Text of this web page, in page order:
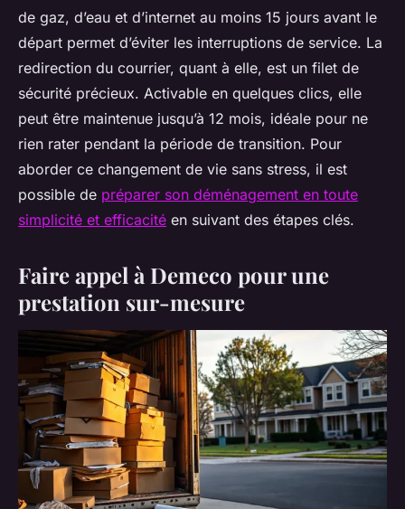
de gaz, d’eau et d’internet au moins 15 jours avant le
départ permet d’éviter les interruptions de service. La
redirection du courrier, quant à elle, est un filet de
sécurité précieux. Activable en quelques clics, elle
peut être maintenue jusqu’à 12 mois, idéale pour ne
rien rater pendant la période de transition. Pour
aborder ce changement de vie sans stress, il est
possible de préparer son déménagement en toute
simplicité et efficacité en suivant des étapes clés.
Faire appel à Demeco pour une
prestation sur-mesure